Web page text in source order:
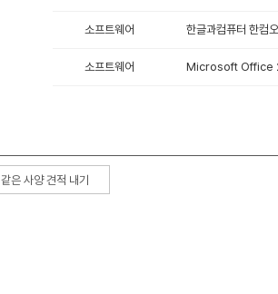
소프트웨어 한글과컴퓨터 한컴
소프트웨어 Microsoft Office
같은 사양 견적 내기